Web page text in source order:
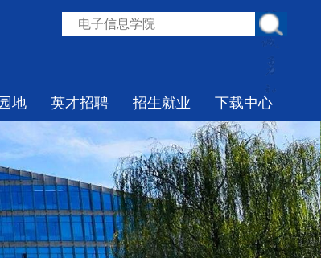
地 英才招聘 招生就业 下载中心